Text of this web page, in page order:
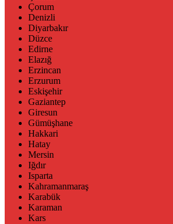
Çorum
Denizli
Diyarbakır
Düzce
Edirne
Elazığ
Erzincan
Erzurum
Eskişehir
Gaziantep
Giresun
Gümüşhane
Hakkari
Hatay
Mersin
Iğdır
Isparta
Kahramanmaraş
Karabük
Karaman
Kars